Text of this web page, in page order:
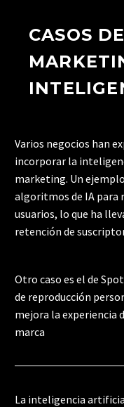
CASOS
Varios negocios han
incorporar la
marketing. Un
algoritmos de IA para
usuarios, lo que ha
retención de
Otro caso es el de
de reproducción
mejora la experiencia
marca
La inteligencia